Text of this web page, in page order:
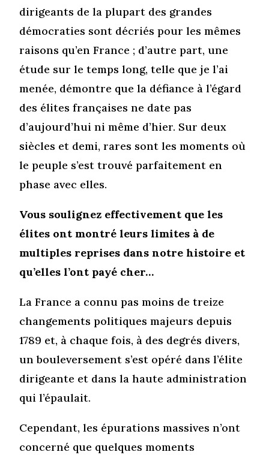
dirigeants de la plupart des grandes
démocraties sont décriés pour les mêmes
raisons qu’en France ; d’autre part, une
étude sur le temps long, telle que je l’ai
menée, démontre que la défiance à l’égard
des élites françaises ne date pas
d’aujourd’hui ni même d’hier. Sur deux
siècles et demi, rares sont les moments où
le peuple s’est trouvé parfaitement en
phase avec elles.
Vous soulignez effectivement que les
élites ont montré leurs limites à de
multiples reprises dans notre histoire et
qu’elles l’ont payé cher…
La France a connu pas moins de treize
changements politiques majeurs depuis
1789 et, à chaque fois, à des degrés divers,
un bouleversement s’est opéré dans l’élite
dirigeante et dans la haute administration
qui l’épaulait.
Cependant, les épurations massives n’ont
concerné que quelques moments